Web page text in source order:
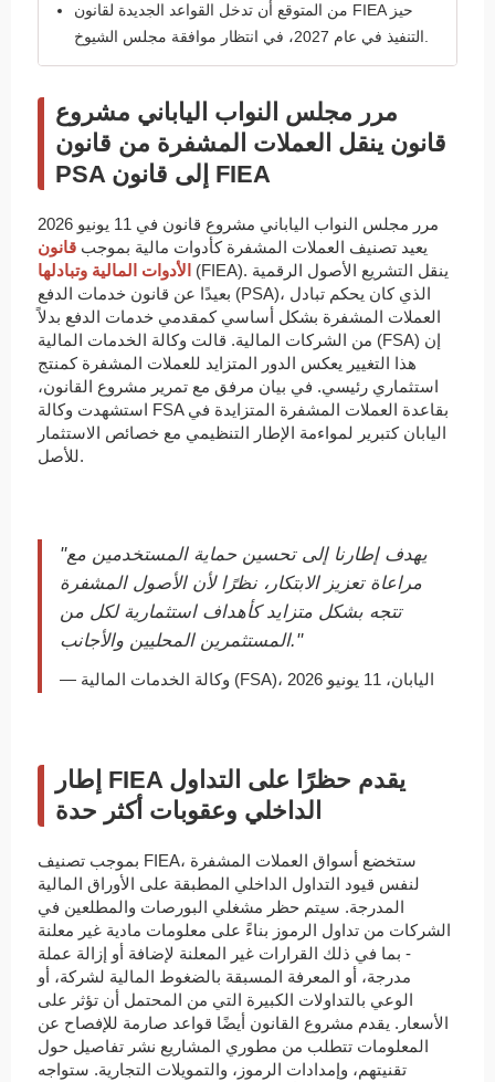
من المتوقع أن تدخل القواعد الجديدة لقانون FIEA حيز
مرر مجلس النواب الياباني مشروع
قانون ينقل العملات المشفرة من قانون
PSA إلى قانون FIEA
مرر مجلس النواب الياباني مشروع قانون في 11 يونيو 2026
يعيد تصنيف العملات المشفرة كأدوات مالية بموجب قانون
الأدوات المالية وتبادلها (FIEA). ينقل التشريع الأصول الرقمية
بعيدًا عن قانون خدمات الدفع (PSA)، الذي كان يحكم تبادل
العملات المشفرة بشكل أساسي كمقدمي خدمات الدفع بدلاً
من الشركات المالية. قالت وكالة الخدمات المالية (FSA) إن
هذا التغيير يعكس الدور المتزايد للعملات المشفرة كمنتج
استثماري رئيسي. في بيان مرفق مع تمرير مشروع القانون،
استشهدت وكالة FSA بقاعدة العملات المشفرة المتزايدة في
اليابان كتبرير لمواءمة الإطار التنظيمي مع خصائص الاستثمار
للأصل.
"يهدف إطارنا إلى تحسين حماية المستخدمين مع
مراعاة تعزيز الابتكار، نظرًا لأن الأصول المشفرة
تتجه بشكل متزايد كأهداف استثمارية لكل من
المستثمرين المحليين والأجانب."
— وكالة الخدمات المالية (FSA)، اليابان، 11 يونيو 2026
إطار FIEA يقدم حظرًا على التداول
الداخلي وعقوبات أكثر حدة
بموجب تصنيف FIEA، ستخضع أسواق العملات المشفرة
لنفس قيود التداول الداخلي المطبقة على الأوراق المالية
المدرجة. سيتم حظر مشغلي البورصات والمطلعين في
الشركات من تداول الرموز بناءً على معلومات مادية غير معلنة
- بما في ذلك القرارات غير المعلنة لإضافة أو إزالة عملة
مدرجة، أو المعرفة المسبقة بالضغوط المالية لشركة، أو
الوعي بالتداولات الكبيرة التي من المحتمل أن تؤثر على
الأسعار. يقدم مشروع القانون أيضًا قواعد صارمة للإفصاح عن
المعلومات تتطلب من مطوري المشاريع نشر تفاصيل حول
تقنيتهم، وإمدادات الرموز، والتمويلات التجارية. ستواجه